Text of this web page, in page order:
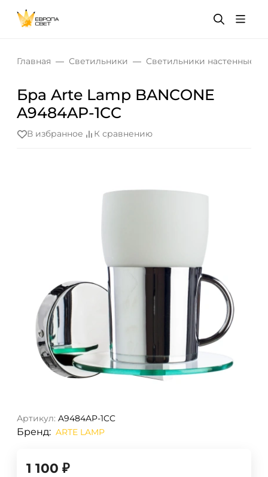
Главная Светильники Светильники настенные
Бра Arte Lamp BANCONE
A9484AP-1CC
В избранное К сравнению
Артикул: A9484AP-1CC
Бренд: ARTE LAMP
1 100 ₽